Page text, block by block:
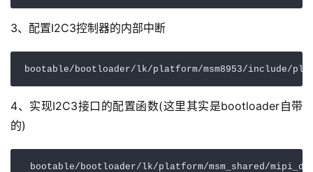
3、配置I2C3控制器的内部中断
bootable/bootloader/lk/platform/msm8953/include/
4、实现I2C3接口的配置函数(这里其实是bootloader自带
的)
bootable/bootloader/lk/platform/msm_shared/